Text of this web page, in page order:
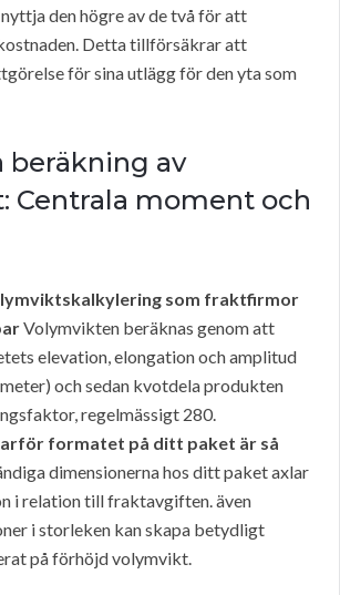
den högre av de två för att
Detta tillförsäkrar att
för sina utlägg för den yta som
beräkning av
Centrala moment och
som fraktfirmor
Volymvikten beräknas genom att
elevation, elongation och amplitud
och sedan kvotdela produkten
regelmässigt 280.
formatet på ditt paket är så
dimensionerna hos ditt paket axlar
i relation till fraktavgiften. även
i storleken kan skapa betydligt
på förhöjd volymvikt.